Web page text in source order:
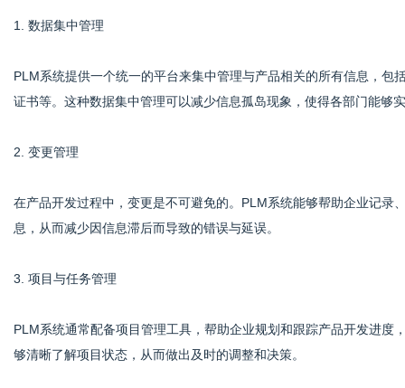
1. 数据集中管理
PLM系统提供一个统一的平台来集中管理与产品相关的所有信息，
证书等。这种数据集中管理可以减少信息孤岛现象，使得各部门能够
2. 变更管理
在产品开发过程中，变更是不可避免的。PLM系统能够帮助企业记录
息，从而减少因信息滞后而导致的错误与延误。
3. 项目与任务管理
PLM系统通常配备项目管理工具，帮助企业规划和跟踪产品开发进
够清晰了解项目状态，从而做出及时的调整和决策。